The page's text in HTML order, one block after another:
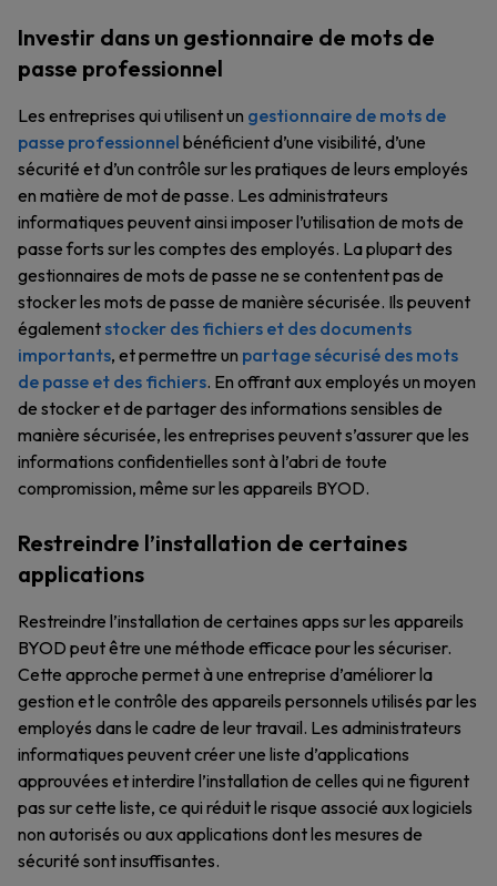
Investir dans un gestionnaire de mots de
passe professionnel
Les entreprises qui utilisent un gestionnaire de mots de
passe professionnel bénéficient d’une visibilité, d’une
sécurité et d’un contrôle sur les pratiques de leurs employés
en matière de mot de passe. Les administrateurs
informatiques peuvent ainsi imposer l’utilisation de mots de
passe forts sur les comptes des employés. La plupart des
gestionnaires de mots de passe ne se contentent pas de
stocker les mots de passe de manière sécurisée. Ils peuvent
également stocker des fichiers et des documents
importants, et permettre un partage sécurisé des mots
de passe et des fichiers. En offrant aux employés un moyen
de stocker et de partager des informations sensibles de
manière sécurisée, les entreprises peuvent s’assurer que les
informations confidentielles sont à l’abri de toute
compromission, même sur les appareils BYOD.
Restreindre l’installation de certaines
applications
Restreindre l’installation de certaines apps sur les appareils
BYOD peut être une méthode efficace pour les sécuriser.
Cette approche permet à une entreprise d’améliorer la
gestion et le contrôle des appareils personnels utilisés par les
employés dans le cadre de leur travail. Les administrateurs
informatiques peuvent créer une liste d’applications
approuvées et interdire l’installation de celles qui ne figurent
pas sur cette liste, ce qui réduit le risque associé aux logiciels
non autorisés ou aux applications dont les mesures de
sécurité sont insuffisantes.